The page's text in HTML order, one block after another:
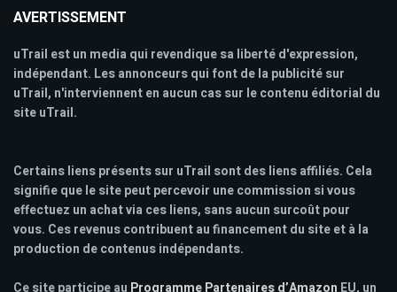
AVERTISSEMENT
uTrail est un media qui revendique sa liberté d'expression,
indépendant. Les annonceurs qui font de la publicité sur
uTrail, n'interviennent en aucun cas sur le contenu éditorial du
site uTrail.
Certains liens présents sur uTrail sont des liens affiliés. Cela
signifie que le site peut percevoir une commission si vous
effectuez un achat via ces liens, sans aucun surcoût pour
vous. Ces revenus contribuent au financement du site et à la
production de contenus indépendants.
Ce site participe au Programme Partenaires d’Amazon EU, un